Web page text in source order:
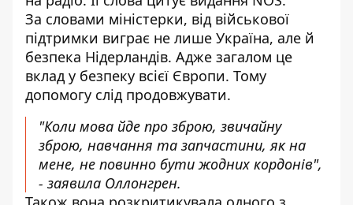
За словами міністерки, від військової
підтримки виграє не лише Україна, але й
безпека Нідерландів. Адже загалом це
вклад у безпеку всієї Європи. Тому
допомогу слід продовжувати.
"Коли мова йде про зброю, звичайну
зброю, навчання та запчастини, як на
мене, не повинно бути жодних кордонів",
- заявила Оллонгрен.